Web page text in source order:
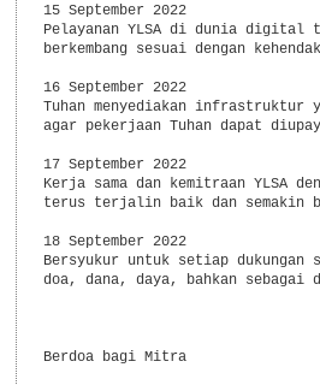
15 September 2022
Pelayanan YLSA di dunia digital
berkembang sesuai dengan
16 September 2022
Tuhan menyediakan infrastruktur
agar pekerjaan Tuhan dapat
17 September 2022
Kerja sama dan kemitraan YLSA
terus terjalin baik dan semakin
18 September 2022
Bersyukur untuk setiap
doa, dana, daya, bahkan sebagai
Berdoa bagi Mitra